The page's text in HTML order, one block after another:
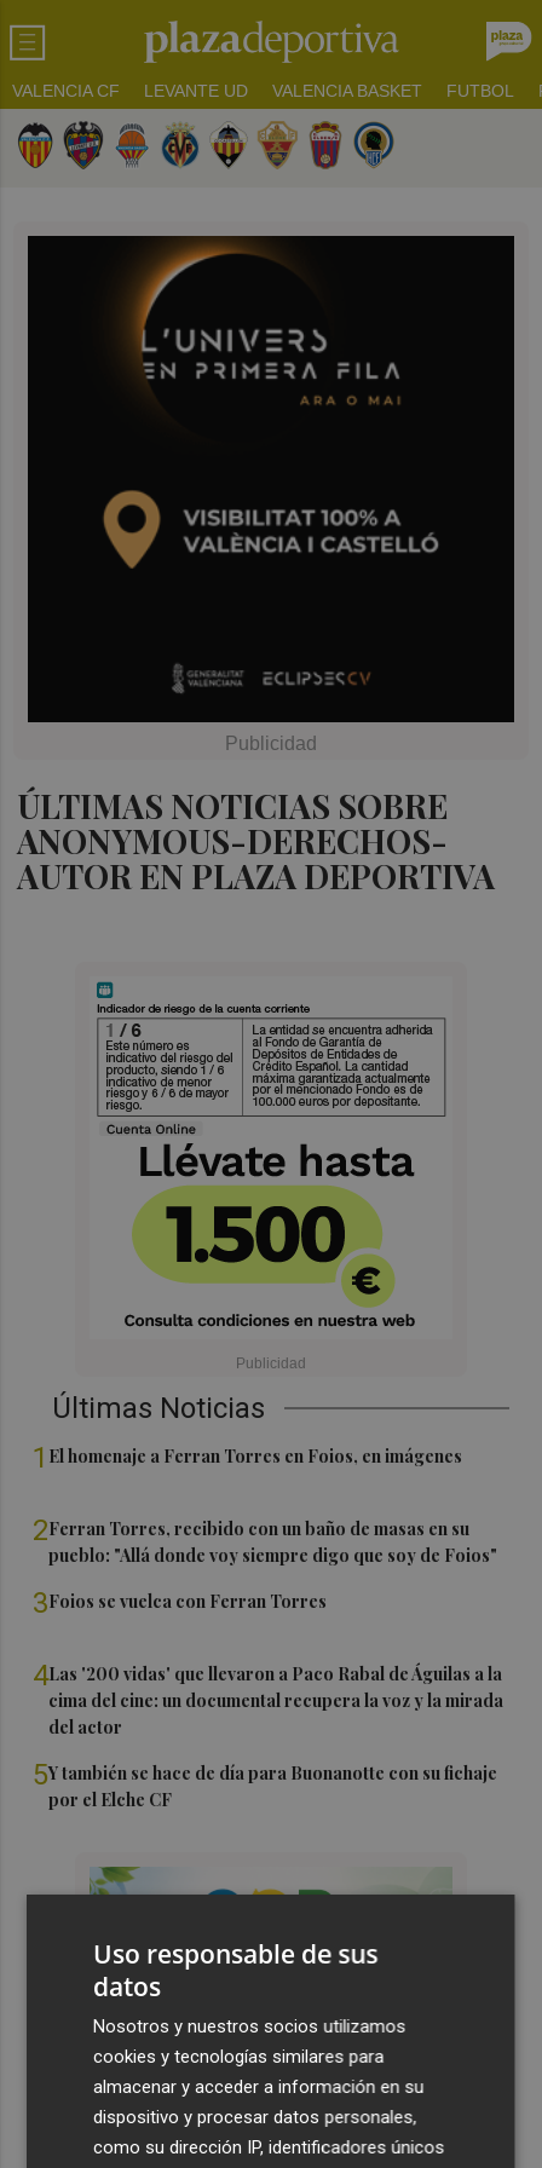
VALENCIA CF LEVANTE UD VALENCIA BASKET FUTBOL
ÚLTIMAS NOTICIAS SOBRE
ANONYMOUS-DERECHOS-
AUTOR EN PLAZA DEPORTIVA
Últimas Noticias
1 El homenaje a Ferran Torres en Foios, en imágenes
2Ferran Torres, recibido con un baño de masas en su
pueblo: "Allá donde voy siempre digo que soy de Foios"
3Foios se vuelca con Ferran Torres
4Las '200 vidas' que llevaron a Paco Rabal de Águilas a la
cima del cine: un documental recupera la voz y la mirada
del actor
5Y también se hace de día para Buonanotte con su fichaje
por el Elche CF
Uso responsable de sus
datos
Nosotros y nuestros socios utilizamos
cookies y tecnologías similares para
almacenar y acceder a información en su
dispositivo y procesar datos personales,
como su dirección IP, identificadores únicos